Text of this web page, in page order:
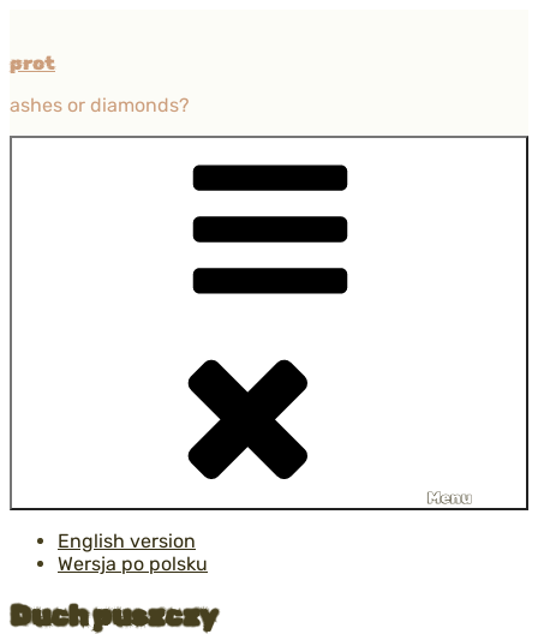
treści
prot
ashes or diamonds?
Menu
English version
Wersja po polsku
Duch puszczy